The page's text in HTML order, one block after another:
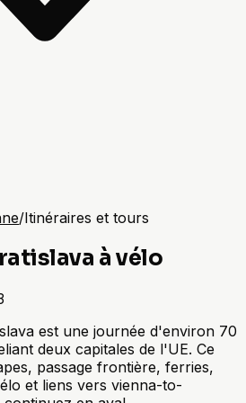
/Itinéraires et tours
à vélo
est une journée d'environ 70
deux capitales de l'UE. Ce
passage frontière, ferries,
et liens vers vienna-to-